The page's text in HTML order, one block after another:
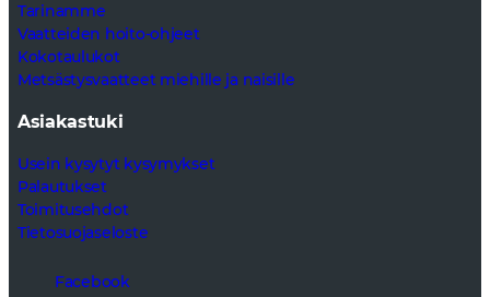
Tarinamme
Vaatteiden hoito-ohjeet
Kokotaulukot
Metsästysvaatteet miehille ja naisille
Asiakastuki
Usein kysytyt kysymykset
Palautukset
Toimitusehdot
Tietosuojaseloste
Facebook